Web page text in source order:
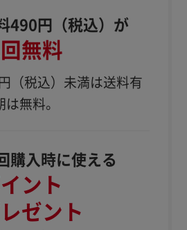
490円（税込）が
無料
（税込） 未満は送料有
無料。
購入時に使える
ント
ゼント